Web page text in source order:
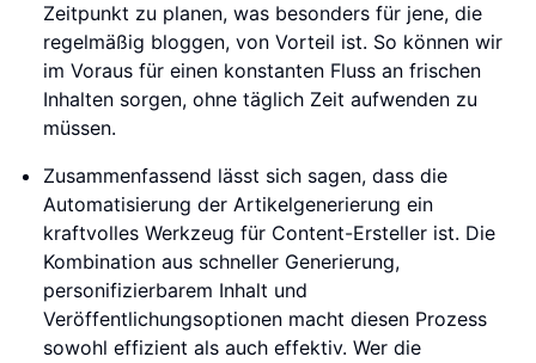
Zeitpunkt zu planen, was besonders für jene, die
regelmäßig bloggen, von Vorteil ist. So können wir
im Voraus für einen konstanten Fluss an frischen
Inhalten sorgen, ohne täglich Zeit aufwenden zu
müssen.
Zusammenfassend lässt sich sagen, dass die
Automatisierung der Artikelgenerierung ein
kraftvolles Werkzeug für Content-Ersteller ist. Die
Kombination aus schneller Generierung,
personifizierbarem Inhalt und
Veröffentlichungsoptionen macht diesen Prozess
sowohl effizient als auch effektiv. Wer die